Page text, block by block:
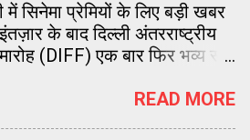
में सिनेमा प्रेमियों के लिए बड़ी खबर
के बाद दिल्ली अंतरराष्ट्रीय
(DIFF) एक बार फिर भव्य रूप
पांच दिवसीय आयोजन इस बार पहले
READ MORE